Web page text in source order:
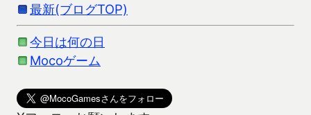
最新(ブログTOP)
今日は何の日
Mocoゲーム